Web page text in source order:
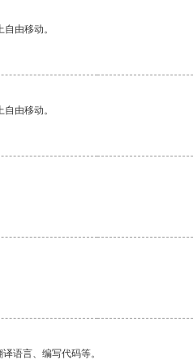
由移动。
由移动。
语言、编写代码等。